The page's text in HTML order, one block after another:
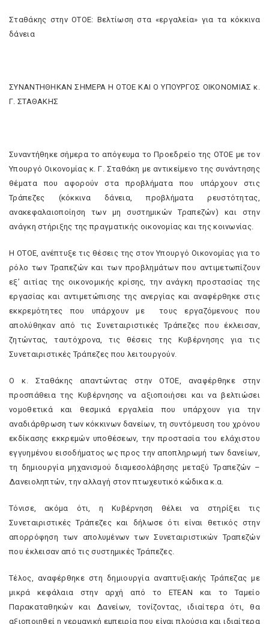
Σταθάκης στην ΟΤΟΕ: Βελτίωση στα «εργαλεία» για τα κόκκινα
δάνεια
ΣΥΝΑΝΤΗΘΗΚΑΝ ΣΗΜΕΡΑ Η ΟΤΟΕ ΚΑΙ Ο ΥΠΟΥΡΓΟΣ ΟΙΚΟΝΟΜΙΑΣ κ.
Γ. ΣΤΑΘΑΚΗΣ
Συναντήθηκε σήμερα το απόγευμα το Προεδρείο της ΟΤΟΕ με τον
Υπουργό Οικονομίας κ. Γ. Σταθάκη με αντικείμενο της συνάντησης
θέματα που αφορούν στα προβλήματα που υπάρχουν στις
Τράπεζες (κόκκινα δάνεια, προβλήματα ρευστότητας,
ανακεφαλαιοποίηση των μη συστημικών Τραπεζών) και στην
ανάγκη στήριξης της πραγματικής οικονομίας και της κοινωνίας.
Η ΟΤΟΕ, ανέπτυξε τις θέσεις της στον Υπουργό Οικονομίας για το
ρόλο των Τραπεζών και των προβλημάτων που αντιμετωπίζουν
εξ’ αιτίας της οικονομικής κρίσης, την ανάγκη προστασίας της
εργασίας και αντιμετώπισης της ανεργίας και αναφέρθηκε στις
εκκρεμότητες που υπάρχουν με τους εργαζόμενους που
απολύθηκαν από τις Συνεταιριστικές Τράπεζες που έκλεισαν,
ζητώντας, ταυτόχρονα, τις θέσεις της Κυβέρνησης για τις
Συνεταιριστικές Τράπεζες που λειτουργούν.
Ο κ. Σταθάκης απαντώντας στην ΟΤΟΕ, αναφέρθηκε στην
προσπάθεια της Κυβέρνησης να αξιοποιήσει και να βελτιώσει
νομοθετικά και θεσμικά εργαλεία που υπάρχουν για την
αναδιάρθρωση των κόκκινων δανείων, τη συντόμευση του χρόνου
εκδίκασης εκκρεμών υποθέσεων, την προστασία του ελάχιστου
εγγυημένου εισοδήματος ως προς την αποπληρωμή των δανείων,
τη δημιουργία μηχανισμού διαμεσολάβησης μεταξύ Τραπεζών –
Δανειοληπτών, την αλλαγή στον πτωχευτικό κώδικα κ.α.
Τόνισε, ακόμα ότι, η Κυβέρνηση θέλει να στηρίξει τις
Συνεταιριστικές Τράπεζες και δήλωσε ότι είναι θετικός στην
απορρόφηση των απολυμένων των Συνεταιριστικών Τραπεζών
που έκλεισαν από τις συστημικές Τράπεζες.
Τέλος, αναφέρθηκε στη δημιουργία αναπτυξιακής Τράπεζας με
μικρά κεφάλαια στην αρχή από το ΕΤΕΑΝ και το Ταμείο
Παρακαταθηκών και Δανείων, τονίζοντας, ιδιαίτερα ότι, θα
αξιοποιηθεί η γερμανική εμπειρία που είναι πλούσια και ιδιαίτερα